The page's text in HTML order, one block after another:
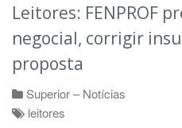
Leitores: FENPROF
negocial, corrigir
proposta
Superior – Notícias
leitores